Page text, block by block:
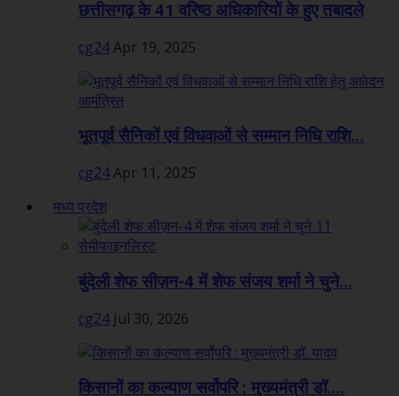
छत्तीसगढ़ के 41 वरिष्ठ अधिकारियों के हुए तबादले
cg24Apr 19, 2025
भूतपूर्व सैनिकों एवं विधवाओं से सम्मान निधि राशि...
cg24Apr 11, 2025
मध्य प्रदेश
बुंदेली शेफ सीज़न-4 में शेफ संजय शर्मा ने चुने...
cg24 Jul 30, 2026
किसानों का कल्याण सर्वोपरि : मुख्यमंत्री डॉ....